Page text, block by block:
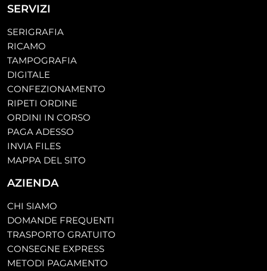
SERVIZI
SERIGRAFIA
RICAMO
TAMPOGRAFIA
DIGITALE
CONFEZIONAMENTO
RIPETI ORDINE
ORDINI IN CORSO
PAGA ADESSO
INVIA FILES
MAPPA DEL SITO
AZIENDA
CHI SIAMO
DOMANDE FREQUENTI
TRASPORTO GRATUITO
CONSEGNE EXPRESS
METODI PAGAMENTO